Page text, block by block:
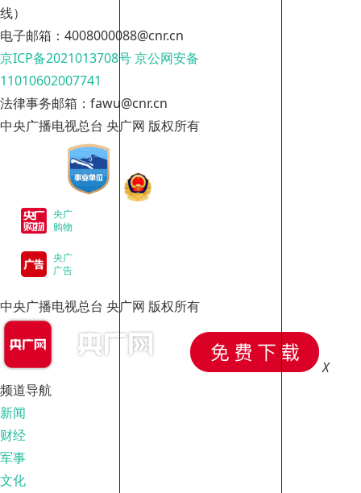
线）
电子邮箱：4008000088@cnr.cn
京ICP备2021013708号京公网安备
11010602007741
法律事务邮箱：fawu@cnr.cn
中央广播电视总台 央广网 版权所有
央广
购物
央广
广告
中央广播电视总台 央广网 版权所有
X
频道导航
新闻
财经
军事
文化